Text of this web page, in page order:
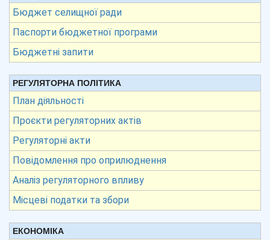
Бюджет селищної ради
Паспорти бюджетної програми
Бюджетні запити
РЕГУЛЯТОРНА ПОЛІТИКА
План діяльності
Проєкти регуляторних актів
Регуляторні акти
Повідомлення про оприлюднення
Аналіз регуляторного впливу
Місцеві податки та збори
ЕКОНОМІКА